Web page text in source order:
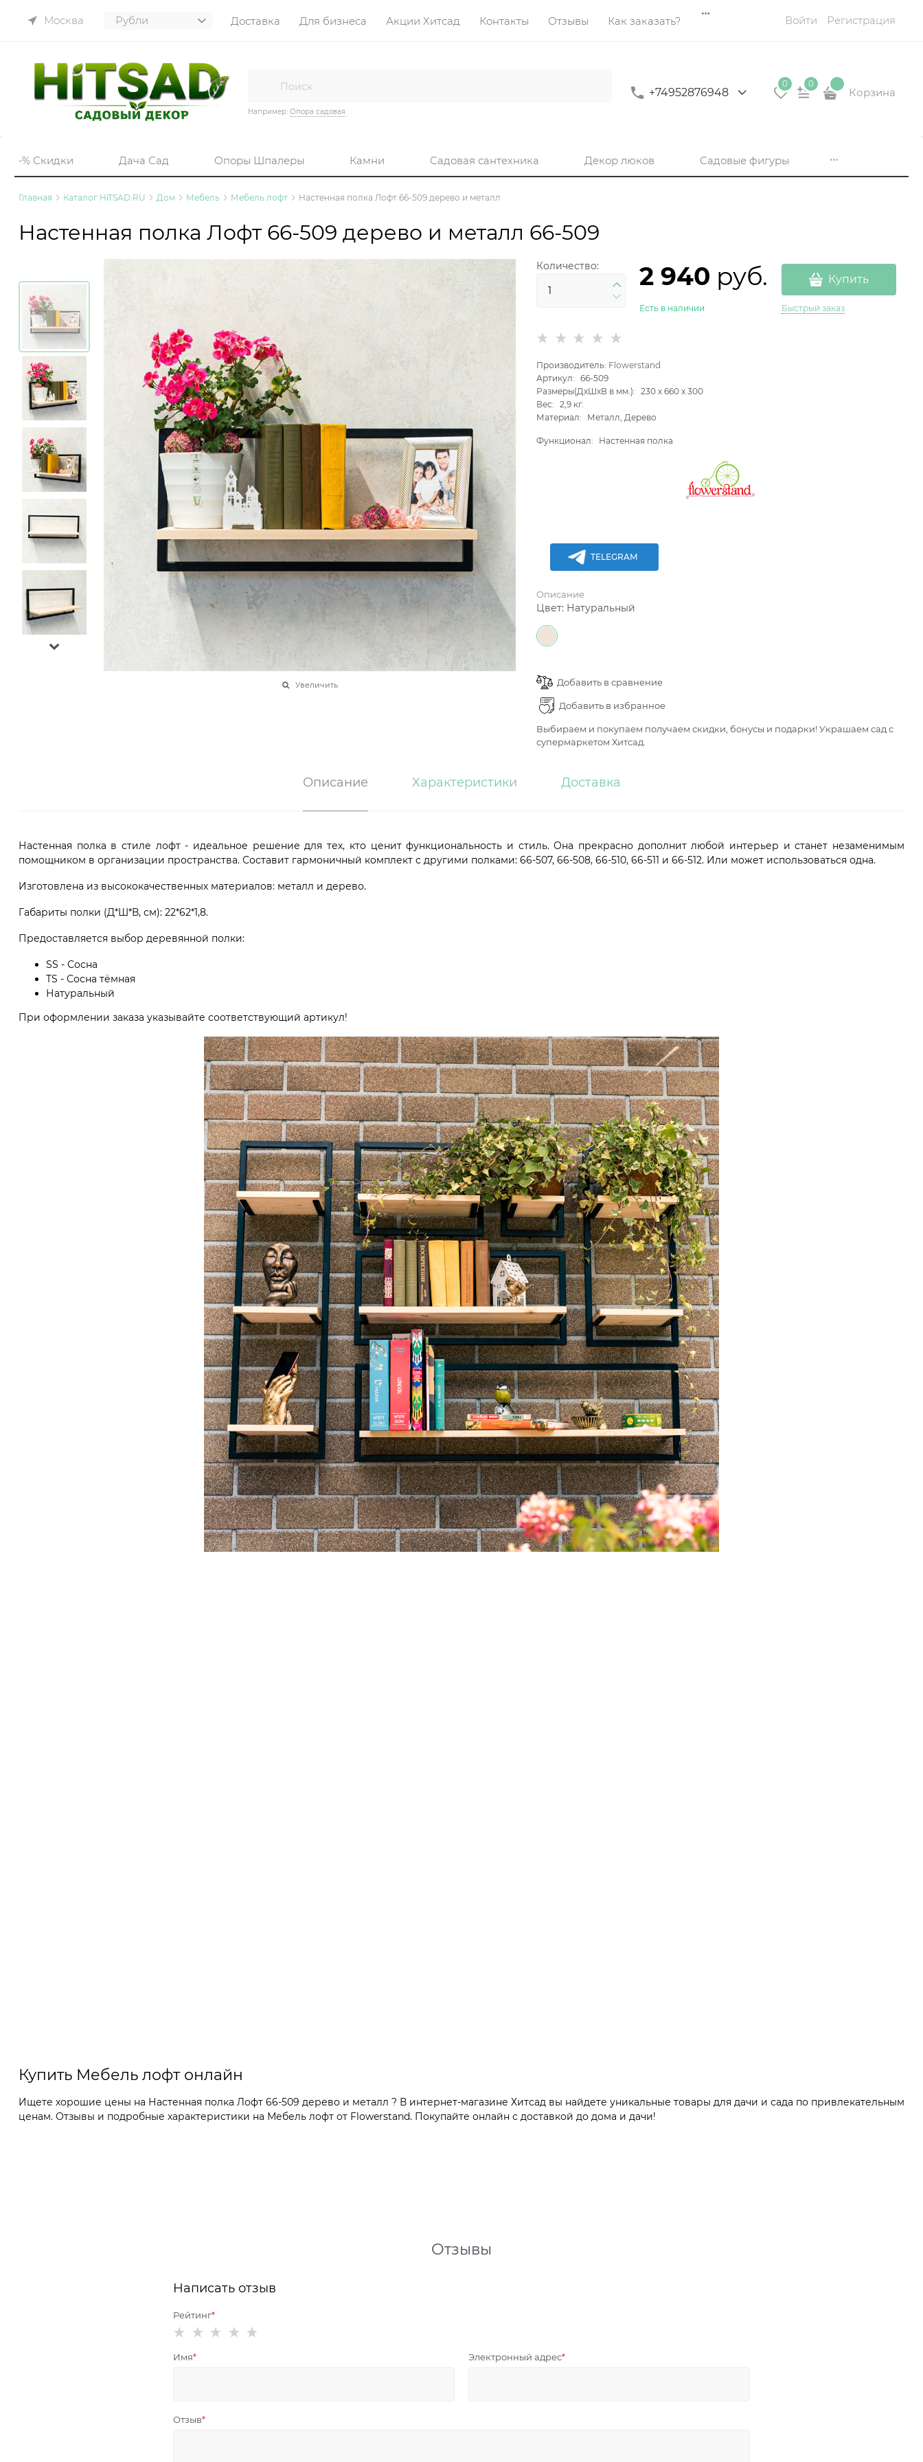
Москва Доставка Для бизнеса Акции Хитсад Контакты Отзывы Как заказать? Войти Регистрация
Например: Опора садовая
+74952876948
0 0
Корзина
-% Скидки Дача Сад Опоры Шпалеры Камни Садовая сантехника Декор люков Садовые фигуры
Главная Каталог HiTSAD.RU Дом Мебель Мебель лофт Настенная полка Лофт 66-509 дерево и металл
Настенная полка Лофт 66-509 дерево и металл 66-509
Увеличить
Количество: 2 940 руб.
Есть в наличии
Купить
Быстрый заказ
Производитель: Flowerstand
Артикул:
66-509
Размеры(ДхШхВ в мм.):
230 x660 x300
Вес:
2,9 кг.
Материал:
Металл, Дерево
Функционал: Настенная полка
TELEGRAM
Описание
Цвет: Натуральный
Добавить в сравнение
Добавить в избранное
Выбираем и покупаем получаем скидки, бонусы и подарки! Украшаем сад с
супермаркетом Хитсад.
Описание Характеристики Доставка
Настенная полка в стиле лофт - идеальное решение для тех, кто ценит функциональность и стиль. Она прекрасно дополнит любой интерьер и станет незаменимым
помощником в организации пространства. Составит гармоничный комплект с другими полками: 66-507, 66-508, 66-510, 66-511 и 66-512. Или может использоваться одна.
Изготовлена из высококачественных материалов: металл и дерево.
Габариты полки (Д*Ш*В, см): 22*62*1,8.
Предоставляется выбор деревянной полки:
SS - Сосна
TS - Сосна тёмная
Натуральный
При оформлении заказа указывайте соответствующий артикул!
Купить Мебель лофт онлайн
Ищете хорошие цены на Настенная полка Лофт 66-509 дерево и металл ? В интернет-магазине Хитсад вы найдете уникальные товары для дачи и сада по привлекательным
ценам. Отзывы и подробные характеристики на Мебель лофт от Flowerstand. Покупайте онлайн с доставкой до дома и дачи!
Отзывы
Написать отзыв
Рейтинг
Имя Электронный адрес
Отзыв